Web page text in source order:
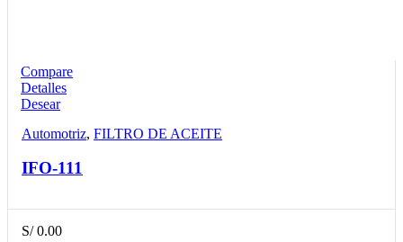
Compare
Detalles
Desear
Automotriz, FILTRO DE ACEITE
IFO-111
S/0.00